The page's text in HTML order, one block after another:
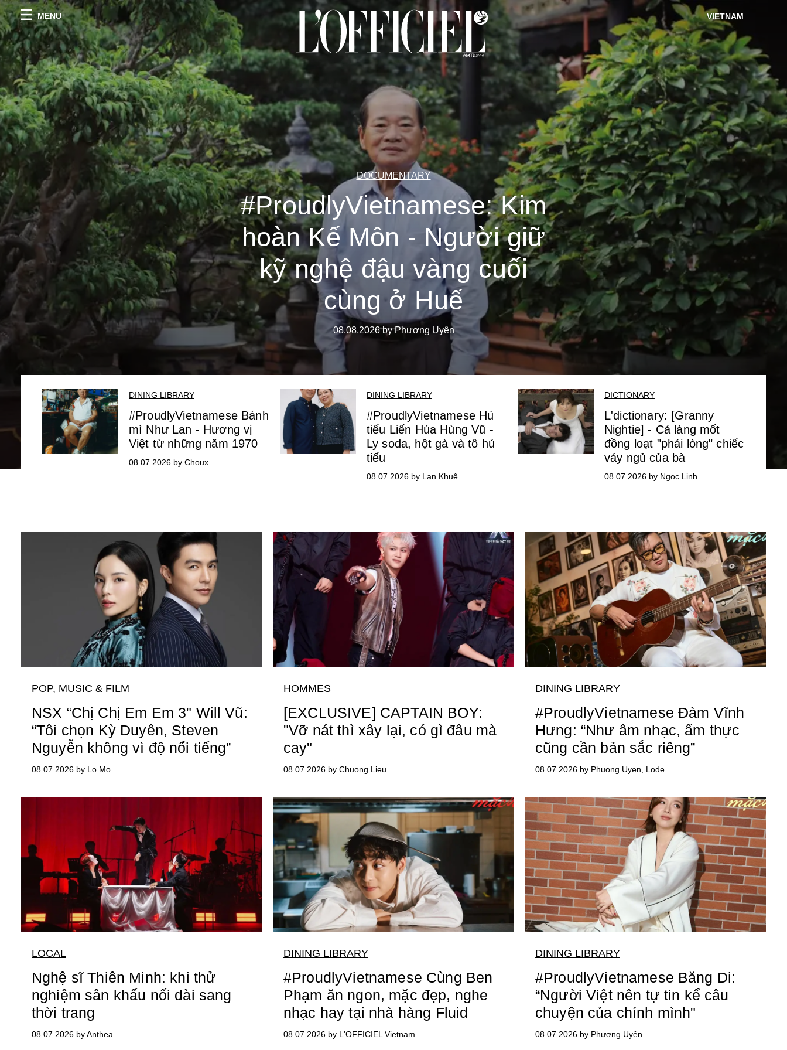
MENU VIETNAM
DOCUMENTARY
#ProudlyVietnamese: Kim
hoàn Kế Môn - Người giữ
kỹ nghệ đậu vàng cuối
cùng ở Huế
08.08.2026 by Phương Uyên
DINING LIBRARY
#ProudlyVietnamese Bánh
mì Như Lan - Hương vị
Việt từ những năm 1970
08.07.2026 by Choux
DINING LIBRARY
#ProudlyVietnamese Hủ
tiếu Liến Húa Hùng Vũ -
Ly soda, hột gà và tô hủ
tiếu
08.07.2026 by Lan Khuê
DICTIONARY
L'dictionary: [Granny
Nightie] - Cả làng mốt
đồng loạt "phải lòng" chiếc
váy ngủ của bà
08.07.2026 by Ngọc Linh
POP, MUSIC & FILM
NSX “Chị Chị Em Em 3" Will Vũ:
“Tôi chọn Kỳ Duyên, Steven
Nguyễn không vì độ nổi tiếng”
08.07.2026 by Lo Mo
HOMMES
[EXCLUSIVE] CAPTAIN BOY:
"Vỡ nát thì xây lại, có gì đâu mà
cay"
08.07.2026 by Chuong Lieu
DINING LIBRARY
#ProudlyVietnamese Đàm Vĩnh
Hưng: “Như âm nhạc, ẩm thực
cũng cần bản sắc riêng”
08.07.2026 by Phuong Uyen, Lode
LOCAL
Nghệ sĩ Thiên Minh: khi thử
nghiệm sân khấu nối dài sang
thời trang
08.07.2026 by Anthea
DINING LIBRARY
#ProudlyVietnamese Cùng Ben
Phạm ăn ngon, mặc đẹp, nghe
nhạc hay tại nhà hàng Fluid
08.07.2026 by L'OFFICIEL Vietnam
DINING LIBRARY
#ProudlyVietnamese Băng Di:
“Người Việt nên tự tin kể câu
chuyện của chính mình"
08.07.2026 by Phương Uyên